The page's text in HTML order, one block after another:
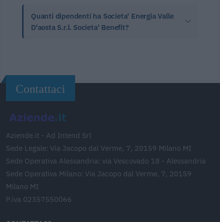
Quanti dipendenti ha Societa' Energia Valle
D'aosta S.r.l. Societa' Benefit?
Contattaci
Aziende.it - Ad Intend Srl
Sede Legale: Via Jacopo dal Verme, 7, 20159 Milano MI
Sede Operativa Alessandria: via Vescovado 18 - Alessandria
Sede Operativa Milano: Via Jacopo dal Verme, 7, 20159
Milano MI
P.iva 02357550066